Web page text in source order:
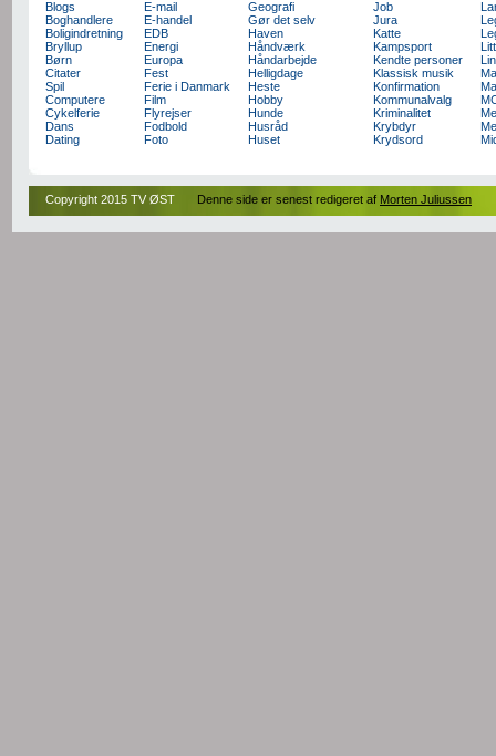
Blogs
Boghandlere
Boligindretning
Bryllup
Børn
Citater
Spil
Computere
Cykelferie
Dans
Dating
E-mail
E-handel
EDB
Energi
Europa
Fest
Ferie i Danmark
Film
Flyrejser
Fodbold
Foto
Geografi
Gør det selv
Haven
Håndværk
Håndarbejde
Helligdage
Heste
Hobby
Hunde
Husråd
Huset
Job
Jura
Katte
Kampsport
Kendte personer
Klassisk musik
Konfirmation
Kommunalvalg
Kriminalitet
Krybdyr
Krydsord
Copyright 2015 TV ØST Denne side er senest redigeret af Morten Juliussen